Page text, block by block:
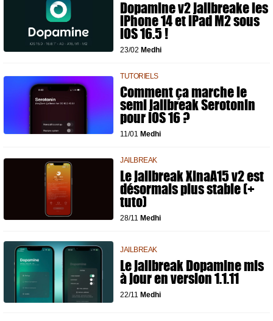
Dopamine v2 jailbreake les
iPhone 14 et iPad M2 sous
iOS 16.5 !
23/02 Medhi
TUTORIELS
Comment ça marche le
semi jailbreak Serotonin
pour iOS 16 ?
11/01 Medhi
JAILBREAK
Le jailbreak XinaA15 v2 est
désormais plus stable (+
tuto)
28/11 Medhi
JAILBREAK
Le jailbreak Dopamine mis
à jour en version 1.1.11
22/11 Medhi